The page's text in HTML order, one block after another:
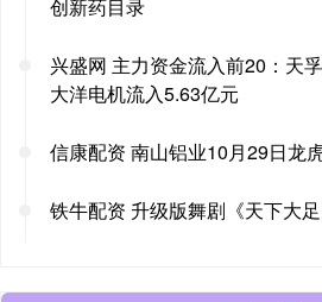
创新药目录
兴盛网 主力资金流入前20：天
大洋电机流入5.63亿元
信康配资 南山铝业10月29日龙
铁牛配资 升级版舞剧《天下大